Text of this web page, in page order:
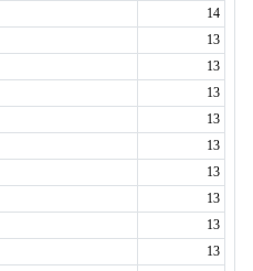
14
13
13
13
13
13
13
13
13
13